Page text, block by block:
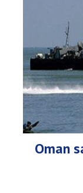
Oman